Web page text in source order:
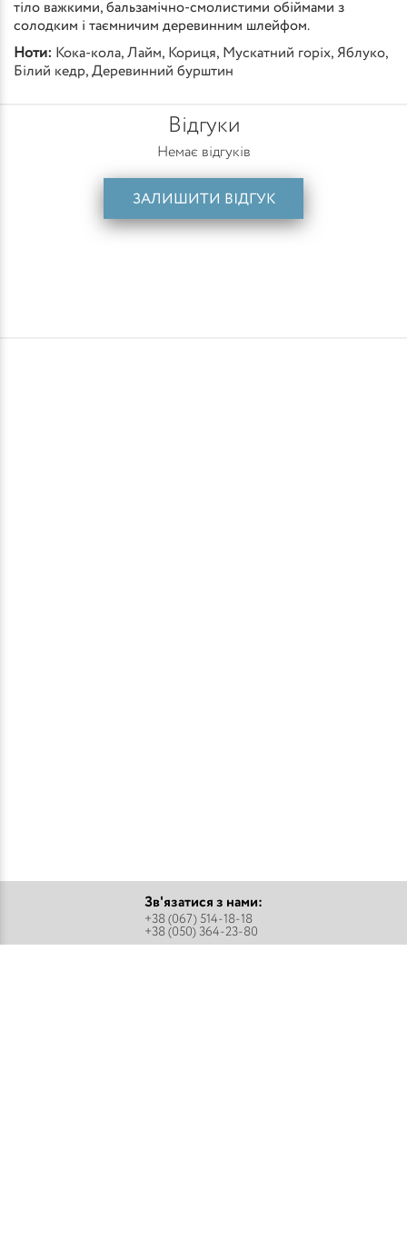
тіло важкими, бальзамічно-смолистими обіймами з
солодким і таємничим деревинним шлейфом.
Ноти: Кока-кола, Лайм, Кориця, Мускатний горіх, Яблуко,
Білий кедр, Деревинний бурштин
Відгуки
Немає відгуків
ЗАЛИШИТИ ВІДГУК
Зв'язатися з нами:
+38 (067) 514-18-18
+38 (050) 364-23-80